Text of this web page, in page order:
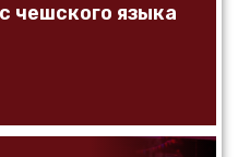
чешского языка